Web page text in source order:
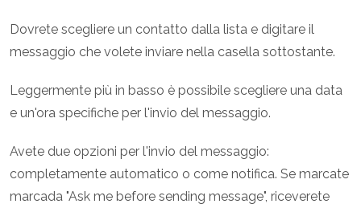
Dovrete scegliere un contatto dalla lista e digitare il
messaggio che volete inviare nella casella sottostante.
Leggermente più in basso è possibile scegliere una data
e un'ora specifiche per l'invio del messaggio.
Avete due opzioni per l'invio del messaggio:
completamente automatico o come notifica. Se marcate
marcada "Ask me before sending message", riceverete